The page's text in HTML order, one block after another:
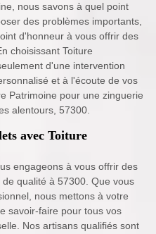
nous savons à quel point
des problèmes importants,
d'honneur à vous offrir des
choisissant Toiture
d'une intervention
et à l'écoute de vos
Patrimoine pour une zinguerie
alentours, 57300.
avec Toiture
engageons à vous offrir des
qualité à 57300. Que vous
nous mettons à votre
savoir-faire pour tous vos
Nos artisans qualifiés sont